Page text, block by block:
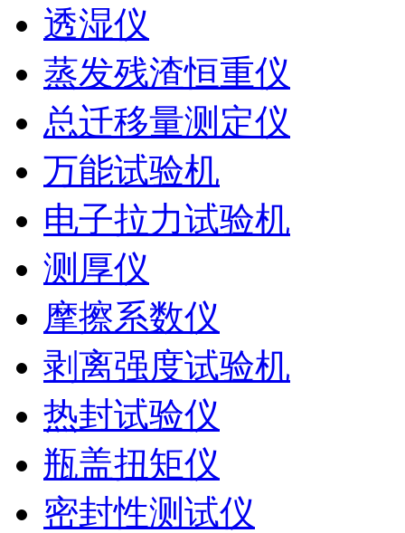
透湿仪
蒸发残渣恒重仪
总迁移量测定仪
万能试验机
电子拉力试验机
测厚仪
摩擦系数仪
剥离强度试验机
热封试验仪
瓶盖扭矩仪
密封性测试仪